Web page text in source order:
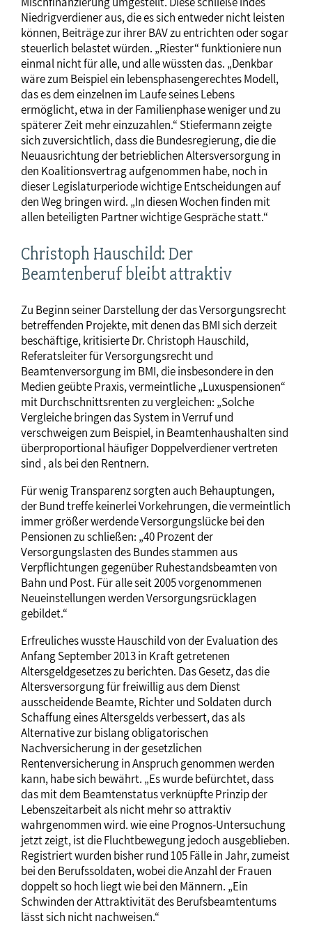
Niedrigverdiener aus, die es sich entweder nicht leisten
können, Beiträge zur ihrer BAV zu entrichten oder sogar
steuerlich belastet würden. „Riester“ funktioniere nun
einmal nicht für alle, und alle wüssten das. „Denkbar
wäre zum Beispiel ein lebensphasengerechtes Modell,
das es dem einzelnen im Laufe seines Lebens
ermöglicht, etwa in der Familienphase weniger und zu
späterer Zeit mehr einzuzahlen.“ Stiefermann zeigte
sich zuversichtlich, dass die Bundesregierung, die die
Neuausrichtung der betrieblichen Altersversorgung in
den Koalitionsvertrag aufgenommen habe, noch in
dieser Legislaturperiode wichtige Entscheidungen auf
den Weg bringen wird. „In diesen Wochen finden mit
allen beteiligten Partner wichtige Gespräche statt.“
Christoph Hauschild: Der
Beamtenberuf bleibt attraktiv
Zu Beginn seiner Darstellung der das Versorgungsrecht
betreffenden Projekte, mit denen das BMI sich derzeit
beschäftige, kritisierte Dr. Christoph Hauschild,
Referatsleiter für Versorgungsrecht und
Beamtenversorgung im BMI, die insbesondere in den
Medien geübte Praxis, vermeintliche „Luxuspensionen“
mit Durchschnittsrenten zu vergleichen: „Solche
Vergleiche bringen das System in Verruf und
verschweigen zum Beispiel, in Beamtenhaushalten sind
überproportional häufiger Doppelverdiener vertreten
sind , als bei den Rentnern.
Für wenig Transparenz sorgten auch Behauptungen,
der Bund treffe keinerlei Vorkehrungen, die vermeintlich
immer größer werdende Versorgungslücke bei den
Pensionen zu schließen: „40 Prozent der
Versorgungslasten des Bundes stammen aus
Verpflichtungen gegenüber Ruhestandsbeamten von
Bahn und Post. Für alle seit 2005 vorgenommenen
Neueinstellungen werden Versorgungsrücklagen
gebildet.“
Erfreuliches wusste Hauschild von der Evaluation des
Anfang September 2013 in Kraft getretenen
Altersgeldgesetzes zu berichten. Das Gesetz, das die
Altersversorgung für freiwillig aus dem Dienst
ausscheidende Beamte, Richter und Soldaten durch
Schaffung eines Altersgelds verbessert, das als
Alternative zur bislang obligatorischen
Nachversicherung in der gesetzlichen
Rentenversicherung in Anspruch genommen werden
kann, habe sich bewährt. „Es wurde befürchtet, dass
das mit dem Beamtenstatus verknüpfte Prinzip der
Lebenszeitarbeit als nicht mehr so attraktiv
wahrgenommen wird. wie eine Prognos-Untersuchung
jetzt zeigt, ist die Fluchtbewegung jedoch ausgeblieben.
Registriert wurden bisher rund 105 Fälle in Jahr, zumeist
bei den Berufssoldaten, wobei die Anzahl der Frauen
doppelt so hoch liegt wie bei den Männern. „Ein
Schwinden der Attraktivität des Berufsbeamtentums
lässt sich nicht nachweisen.“